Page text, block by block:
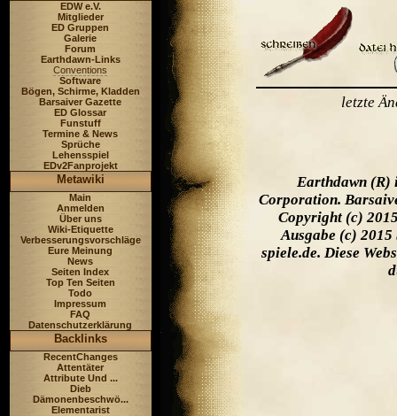
EDW e.V.
Mitglieder
ED Gruppen
Galerie
Forum
Earthdawn-Links
Conventions
Software
Bögen, Schirme, Kladden
Barsaiver Gazette
ED Glossar
Funstuff
Termine & News
Sprüche
Lehensspiel
EDv2Fanprojekt
Metawiki
Main
Anmelden
Über uns
Wiki-Etiquette
Verbesserungsvorschläge
Eure Meinung
News
Seiten Index
Top Ten Seiten
Todo
Impressum
FAQ
Datenschutzerklärung
Backlinks
RecentChanges
Attentäter
Attribute Und ...
Dieb
Dämonenbeschwö...
Elementarist
letzte
Earthdawn (R)
Corporation.
Copyright (c)
Ausgabe (c) 2015
spiele.de. Diese